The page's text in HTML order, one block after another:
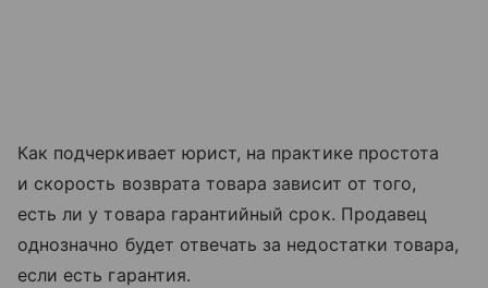
Как подчеркивает юрист, на практике простота
и скорость возврата товара зависит от того,
есть ли у товара гарантийный срок. Продавец
однозначно будет отвечать за недостатки товара,
если есть гарантия.